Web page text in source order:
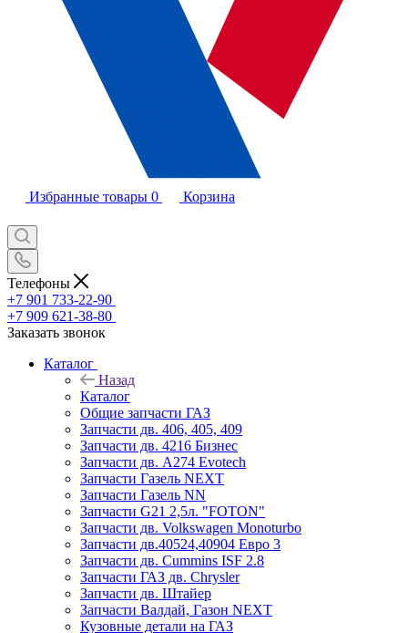
Избранные товары 0 Корзина
Телефоны
+7 901 733-22-90
+7 909 621-38-80
Заказать звонок
Каталог
Назад
Каталог
Общие запчасти ГАЗ
Запчасти дв. 406, 405, 409
Запчасти дв. 4216 Бизнес
Запчасти дв. A274 Evotech
Запчасти Газель NEXT
Запчасти Газель NN
Запчасти G21 2,5л. "FOTON"
Запчасти дв. Volkswagen Monoturbo
Запчасти дв.40524,40904 Евро 3
Запчасти дв. Cummins ISF 2.8
Запчасти ГАЗ дв. Chrysler
Запчасти дв. Штайер
Запчасти Валдай, Газон NEXT
Кузовные детали на ГАЗ